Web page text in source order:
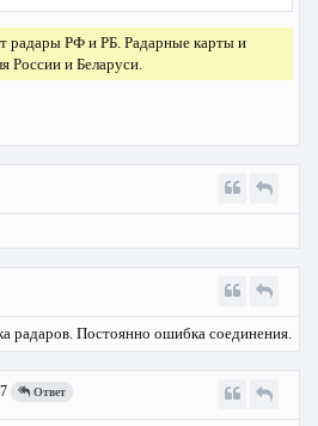
радары РФ и РБ. Радарные карты и
России и Беларуси.
радаров. Постоянно ошибка соединения.
Ответ